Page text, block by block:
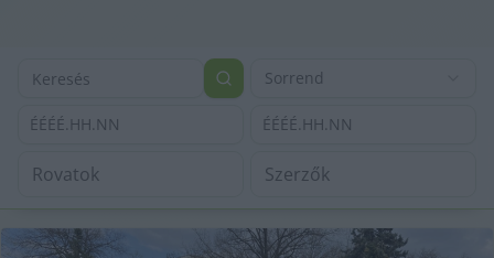
Sorrend
ÉÉÉÉ.HH.NN ÉÉÉÉ.HH.NN